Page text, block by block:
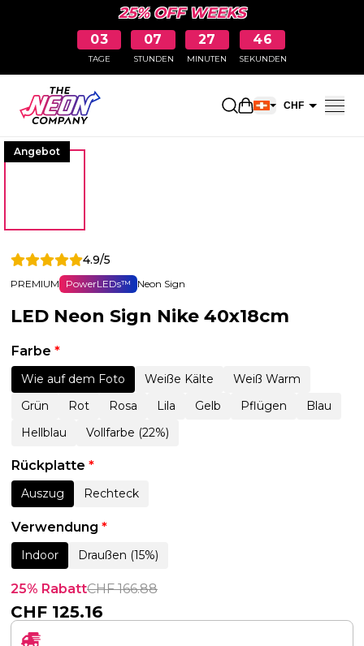
25% OFF WEEKS
03
TAGE
07
STUNDEN
27
MINUTEN
45
SEKUNDEN
Einkaufswagen
CHF
Angebot
4.9/5
PREMIUM PowerLEDs™ Neon Sign
LED Neon Sign Nike 40x18cm
Farbe *
Wie auf dem Foto Weiße Kälte
Weiß Warm
Grün
Rot Rosa Lila Gelb Pflügen
Blau
Hellblau
Vollfarbe (22%)
Rückplatte *
Auszug Rechteck
Verwendung *
Indoor Draußen (15%)
25% RabattCHF166.88
CHF 125.16